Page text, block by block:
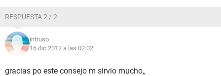
RESPUESTA 2 / 2
intruso
16 dic 2012 a las 02:02
gracias po este consejo m sirvio mucho,,